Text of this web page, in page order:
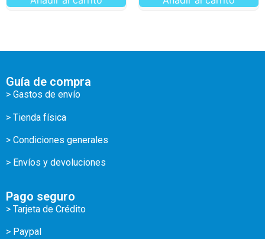
Guía de compra
> Gastos de envío
> Tienda física
> Condiciones generales
> Envíos y devoluciones
Pago seguro
> Tarjeta de Crédito
> Paypal